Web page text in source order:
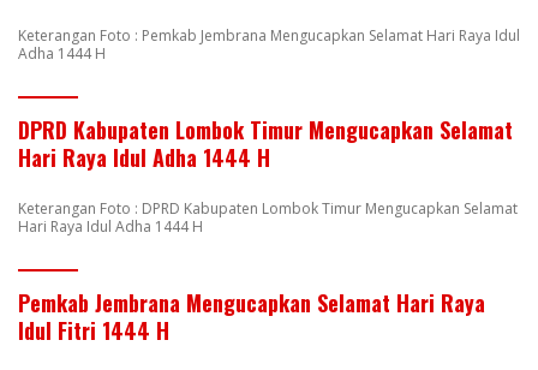
Keterangan Foto : Pemkab Jembrana Mengucapkan Selamat Hari Raya Idul
Adha 1444 H
DPRD Kabupaten Lombok Timur Mengucapkan Selamat
Hari Raya Idul Adha 1444 H
Keterangan Foto : DPRD Kabupaten Lombok Timur Mengucapkan Selamat
Hari Raya Idul Adha 1444 H
Pemkab Jembrana Mengucapkan Selamat Hari Raya
Idul Fitri 1444 H